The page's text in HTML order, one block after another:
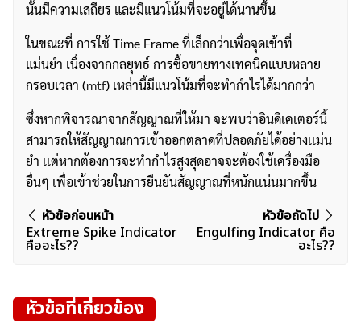
สำหรับ:
นั้นมีความเสถียร และมีแนวโน้มที่จะอยู่ได้นานขึ้น
ในขณะที่ การใช้ Time Frame ที่เล็กกว่าเพื่อจุดเข้าที่
แม่นยำ เนื่องจากกลยุทธ์ การซื้อขายทางเทคนิคแบบหลาย
กรอบเวลา (mtf) เหล่านี้มีแนวโน้มที่จะทำกำไรได้มากกว่า
ซึ่งหากพิจารณาจากสัญญาณที่ให้มา จะพบว่าอินดิเคเตอร์นี้
สามารถให้สัญญาณการเข้าออกตลาดที่ปลอดภัยได้อย่างเเม่น
ยำ เเต่หากต้องการจะทำกำไรสูงสุดอาจจะต้องใช้เครื่องมือ
อื่นๆ เพื่อเข้าช่วยในการยืนยันสัญญาณที่หนักเเน่นมากขึ้น
แนะแนว
เรื่อง
หัวข้อก่อนหน้า
Extreme Spike Indicator
คืออะไร??
หัวข้อถัดไป
Engulfing Indicator คือ
อะไร??
หัวข้อที่เกี่ยวข้อง